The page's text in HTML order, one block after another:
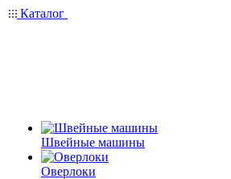
Каталог
Швейные машины
Оверлоки